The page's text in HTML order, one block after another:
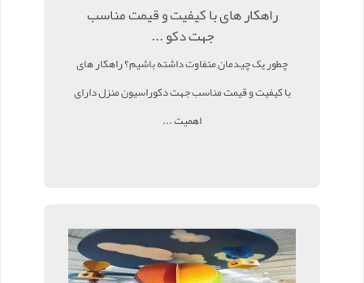
راهکار های با کیفیت و قیمت مناسب
جهت دکو ...
چطور یک چیدمان متفاوت داشته باشیم؟ راهکار های
با کیفیت و قیمت مناسب جهت دکوراسیون منزل دارای
اهمیت ...